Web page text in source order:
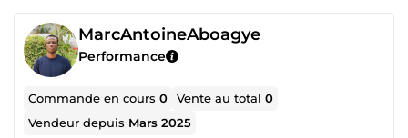
MarcAntoineAboagye
Performance
Commande en cours0 Vente au total0
Vendeur depuis Mars 2025